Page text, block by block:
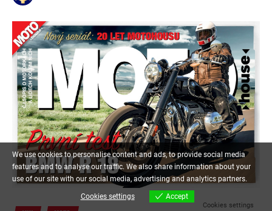
We use cookies to personalise content and ads, to provide social media
features and to analyse our traffic. We also share information about your
use of our site with our social media, advertising and analytics partners.
Cookies settings Accept
Cookies settings